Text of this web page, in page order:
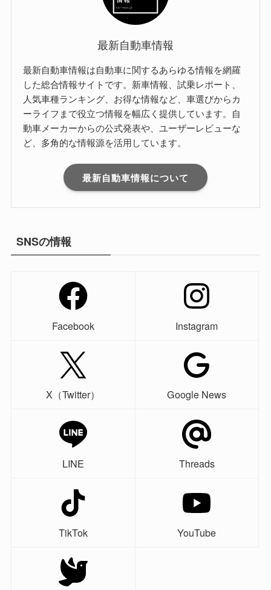
最新自動車情報
最新自動車情報は自動車に関するあらゆる情報を網羅
した総合情報サイトです。新車情報、試乗レポート、
人気車種ランキング、お得な情報など、車選びからカ
ーライフまで役立つ情報を幅広く提供しています。自
動車メーカーからの公式発表や、ユーザーレビューな
ど、多角的な情報源を活用しています。
最新自動車情報について
SNSの情報
Facebook Instagram
X（Twitter） Google News
LINE Threads
TikTok YouTube